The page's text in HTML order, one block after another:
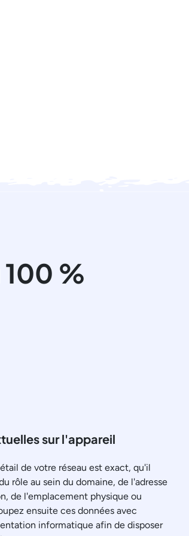
%
sur l'appareil
de votre réseau est exact, qu'il
rôle au sein du domaine, de l'adresse
de l'emplacement physique ou
ensuite ces données avec
informatique afin de disposer